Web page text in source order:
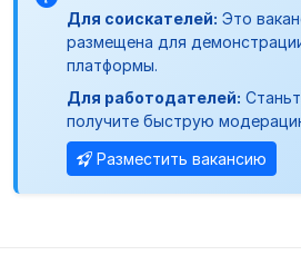
Для соискателей: Это
размещена для
платформы.
Для работодателей:
получите быструю
Разместить вакансию